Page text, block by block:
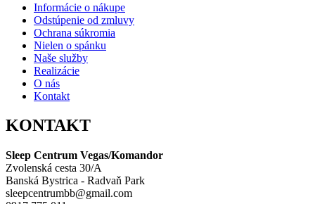
Informácie o nákupe
Odstúpenie od zmluvy
Ochrana súkromia
Nielen o spánku
Naše služby
Realizácie
O nás
Kontakt
KONTAKT
Sleep Centrum Vegas/Komandor
Zvolenská cesta 30/A
Banská Bystrica - Radvaň Park
sleepcentrumbb@gmail.com